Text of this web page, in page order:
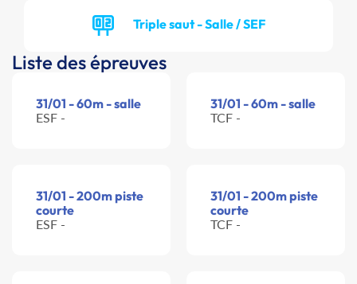
Triple saut - Salle / SEF
Liste des épreuves
31/01 - 60m - salle
ESF -
31/01 - 60m - salle
TCF -
31/01 - 200m piste
courte
ESF -
31/01 - 200m piste
courte
TCF -